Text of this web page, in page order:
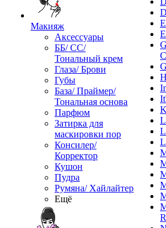
Макияж
Аксессуары
ББ/ СС/
Тональный крем
Глаза/ Брови
Губы
База/ Праймер/
Тональная основа
Парфюм
Затирка для
маскировки пор
Консилер/
Корректор
Кушон
Пудра
Румяна/ Хайлайтер
Ещё